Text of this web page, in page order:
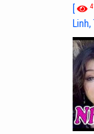
[
Linh,